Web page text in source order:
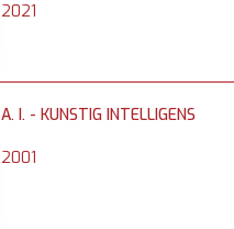
2021
A. I. - KUNSTIG INTELLIGENS
2001